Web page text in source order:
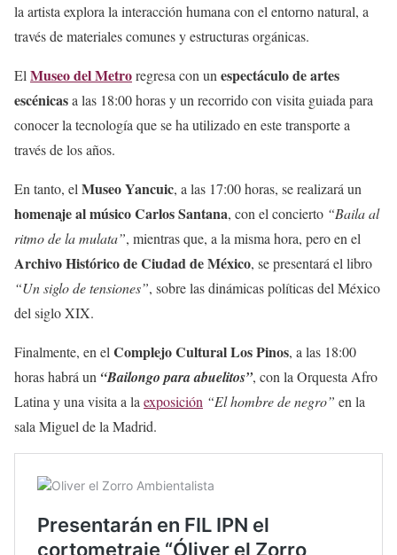
la artista explora la interacción humana con el entorno natural, a
través de materiales comunes y estructuras orgánicas.
El Museo del Metroregresa con un espectáculo de artes
escénicasa las 18:00 horas y un recorrido con visita guiada para
conocer la tecnología que se ha utilizado en este transporte a
través de los años.
En tanto, el Museo Yancuic, a las 17:00 horas, se realizará un
homenaje al músico Carlos Santana, con el concierto “Baila al
ritmo de la mulata”, mientras que, a la misma hora, pero en el
Archivo Histórico de Ciudad de México, se presentará el libro
“Un siglo de tensiones”, sobre las dinámicas políticas del México
del siglo XIX.
Finalmente, en el Complejo Cultural Los Pinos, a las 18:00
horas habrá un “Bailongo para abuelitos”, con la Orquesta Afro
Latina y una visita a la exposición “El hombre de negro” en la
sala Miguel de la Madrid.